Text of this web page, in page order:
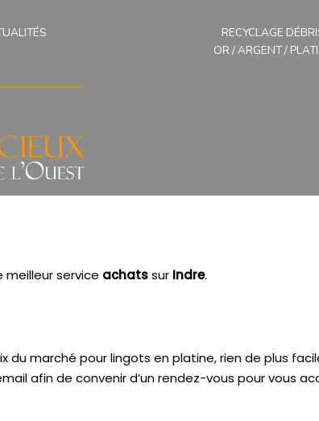
RECYCLAGE
OR / ARGENT /
meilleur service achatssur Indre.
du marché pour lingots en platine, rien de plus
afin de convenir d’un rendez-vous pour vous